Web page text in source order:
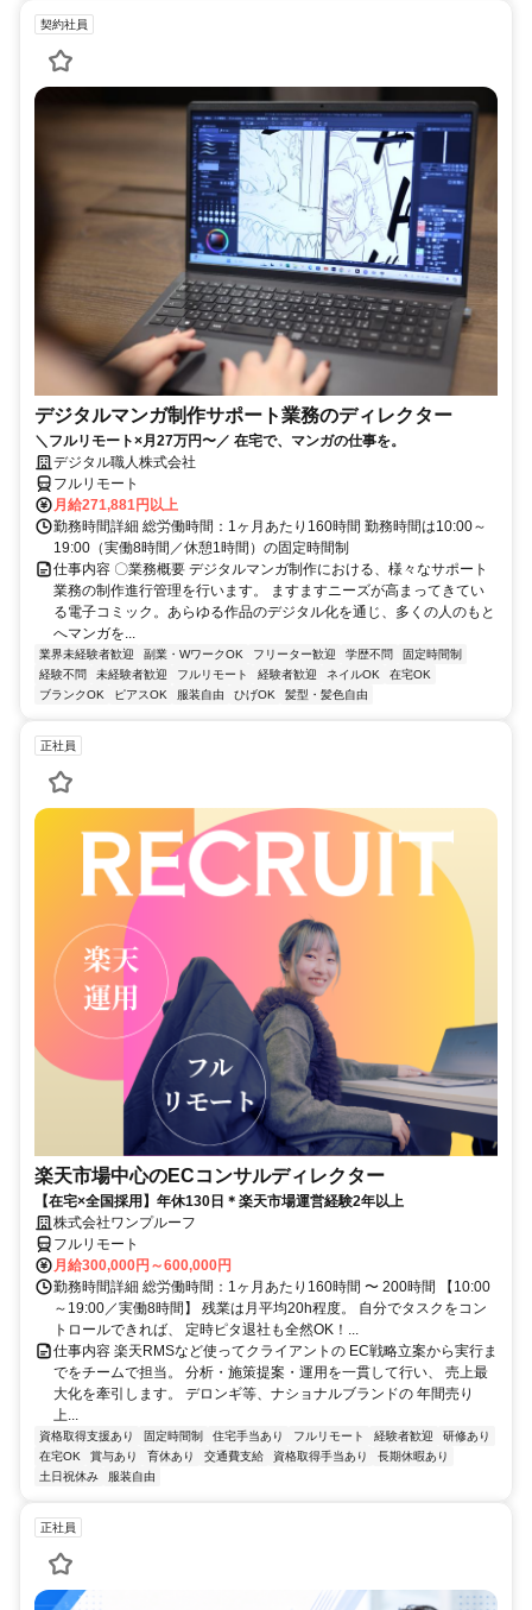
契約社員
デジタルマンガ制作サポート業務のディレクター
＼フルリモート×月27万円〜／ 在宅で、マンガの仕事を。
デジタル職人株式会社
フルリモート
月給271,881円以上
勤務時間詳細 総労働時間：1ヶ月あたり160時間 勤務時間は10:00～
19:00（実働8時間／休憩1時間）の固定時間制
仕事内容 〇業務概要 デジタルマンガ制作における、様々なサポート
業務の制作進行管理を行います。 ますますニーズが高まってきてい
る電子コミック。あらゆる作品のデジタル化を通じ、多くの人のもと
へマンガを...
業界未経験者歓迎 副業・WワークOK フリーター歓迎 学歴不問
固定時間制
経験不問
未経験者歓迎 フルリモート 経験者歓迎 ネイルOK
在宅OK
ブランクOK
ピアスOK 服装自由 ひげOK 髪型・髪色自由
正社員
楽天市場中心のECコンサルディレクター
【在宅×全国採用】年休130日＊楽天市場運営経験2年以上
株式会社ワンプルーフ
フルリモート
月給300,000円～600,000円
勤務時間詳細 総労働時間：1ヶ月あたり160時間 〜 200時間 【10:00
～19:00／実働8時間】 残業は月平均20h程度。 自分でタスクをコン
トロールできれば、 定時ピタ退社も全然OK！...
仕事内容 楽天RMSなど使ってクライアントの EC戦略立案から実行ま
でをチームで担当。 分析・施策提案・運用を一貫して行い、 売上最
大化を牽引します。 デロンギ等、ナショナルブランドの 年間売り
上...
資格取得支援あり 固定時間制 住宅手当あり フルリモート 経験者歓迎
研修あり
在宅OK
賞与あり 育休あり 交通費支給 資格取得手当あり
長期休暇あり
土日祝休み
服装自由
正社員